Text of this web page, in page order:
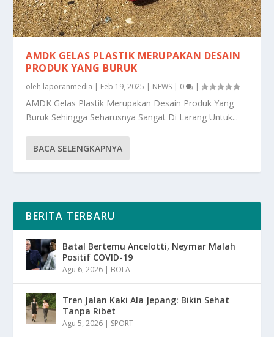
AMDK GELAS PLASTIK MERUPAKAN DESAIN
PRODUK YANG BURUK
oleh laporanmedia | Feb 19, 2025 | NEWS | 0 |
AMDK Gelas Plastik Merupakan Desain Produk Yang
Buruk Sehingga Seharusnya Sangat Di Larang Untuk...
BACA SELENGKAPNYA
BERITA TERBARU
Batal Bertemu Ancelotti, Neymar Malah
Positif COVID-19
Agu 6, 2026 | BOLA
Tren Jalan Kaki Ala Jepang: Bikin Sehat
Tanpa Ribet
Agu 5, 2026 | SPORT